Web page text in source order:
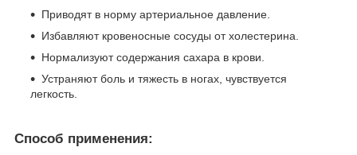
Приводят в норму артериальное давление.
Избавляют кровеносные сосуды от холестерина.
Нормализуют содержания сахара в крови.
Устраняют боль и тяжесть в ногах, чувствуется
легкость.
Способ применения: